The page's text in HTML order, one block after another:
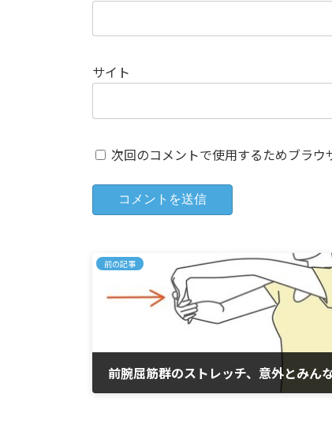
サイト
次回のコメントで使用するためブラウ
前の記事